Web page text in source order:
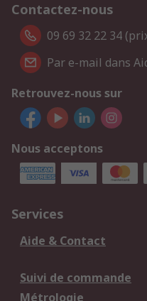
Contactez-nous
09 69 32 22 34
Par e-mail dans
Retrouvez-nous sur
Nous acceptons
Services
Aide & Contact
Suivi de commande
Métrologie